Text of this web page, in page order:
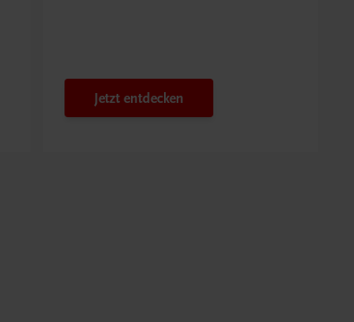
Jetzt entdecken